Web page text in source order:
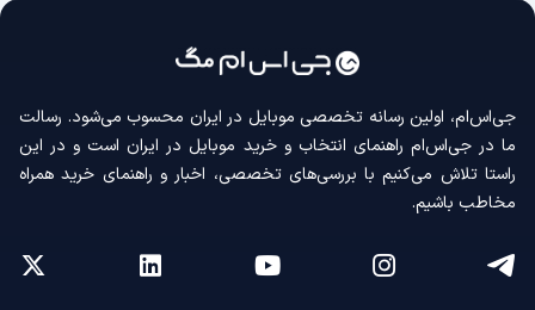
جی‌اس‌ام، اولین رسانه‌ تخصصی موبایل در ایران محسوب می‌شود. رسالت
ما در جی‌اس‌ام راهنمای انتخاب و خرید موبایل در ایران است و در این
راستا تلاش می‌کنیم با بررسی‌های تخصصی، اخبار و راهنمای خرید همراه
مخاطب باشیم.